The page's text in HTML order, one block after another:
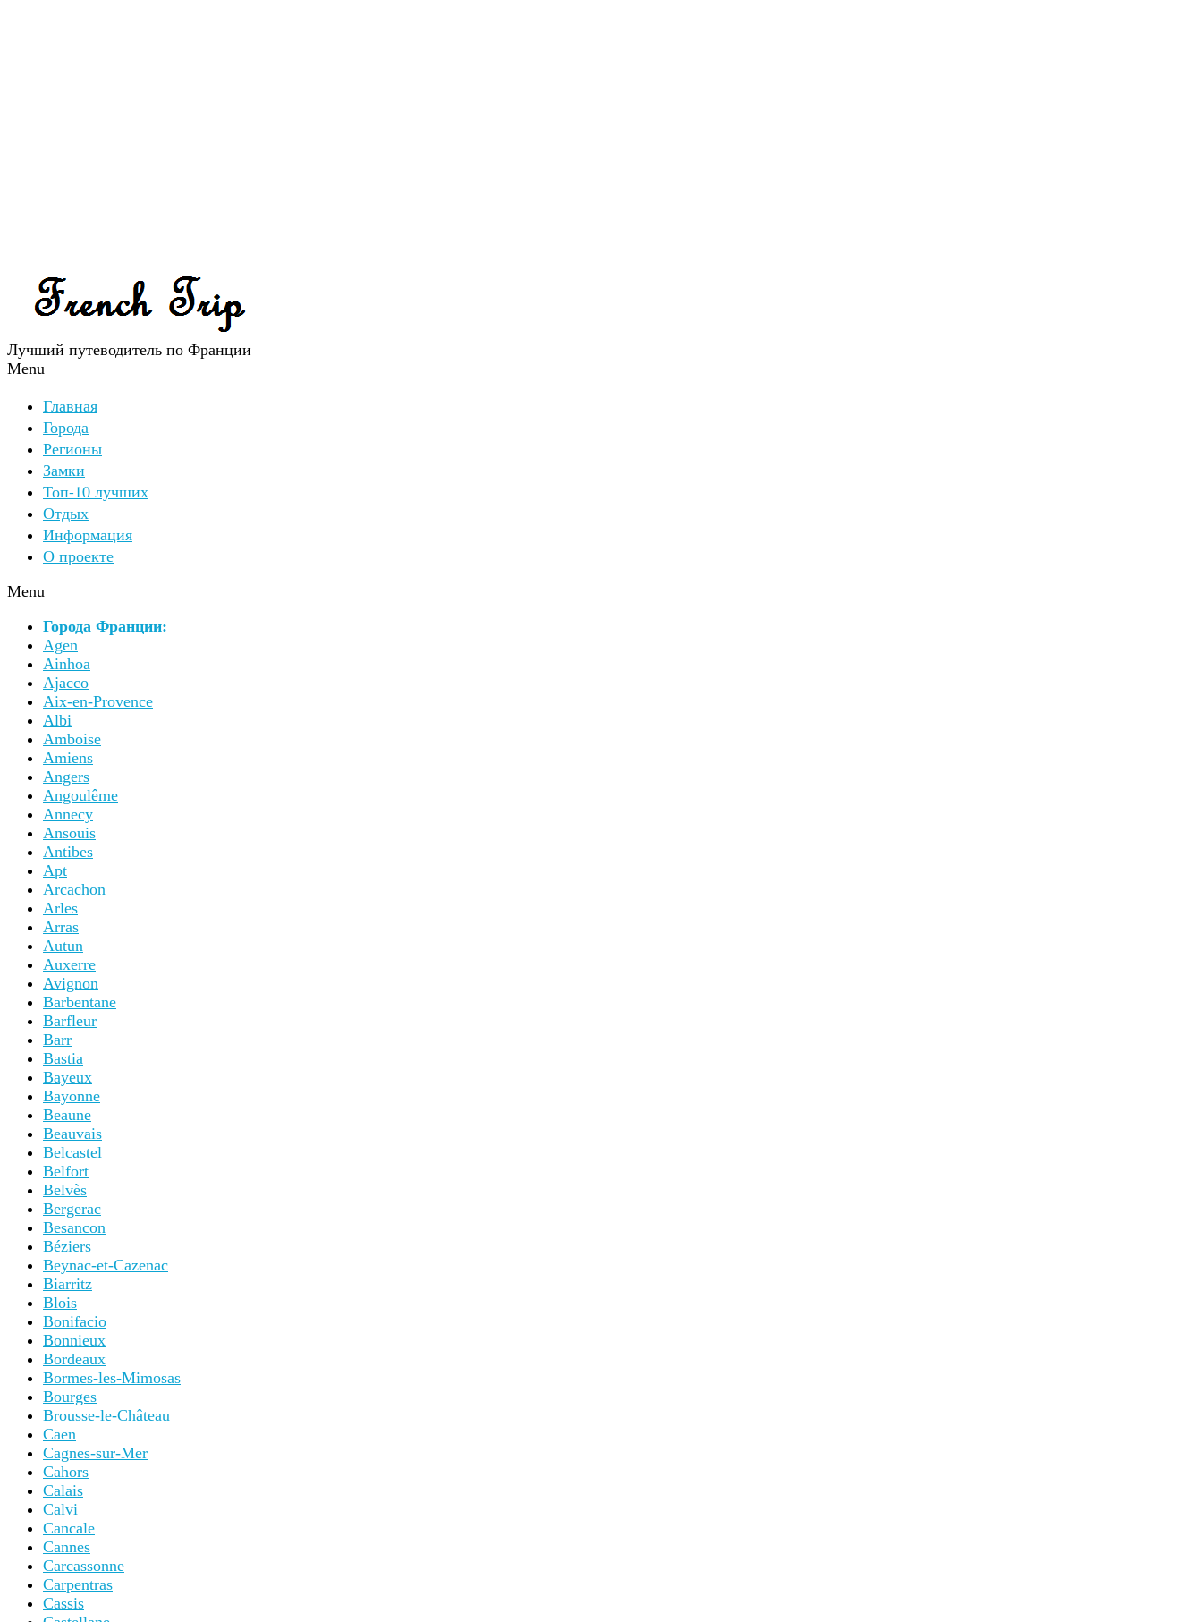
Лучший путеводитель по Франции
Menu
Главная
Города
Регионы
Замки
Топ-10 лучших
Отдых
Информация
О проекте
Menu
Города Франции:
Agen
Ainhoa
Ajacco
Aix-en-Provence
Albi
Amboise
Amiens
Angers
Angoulême
Annecy
Ansouis
Antibes
Apt
Arcachon
Arles
Arras
Autun
Auxerre
Avignon
Barbentane
Barfleur
Barr
Bastia
Bayeux
Bayonne
Beaune
Beauvais
Belcastel
Belfort
Belvès
Bergerac
Besancon
Béziers
Beynac-et-Cazenac
Biarritz
Blois
Bonifacio
Bonnieux
Bordeaux
Bormes-les-Mimosas
Bourges
Brousse-le-Château
Caen
Cagnes-sur-Mer
Cahors
Calais
Calvi
Cancale
Cannes
Carcassonne
Carpentras
Cassis